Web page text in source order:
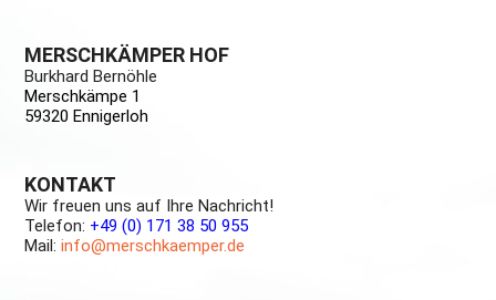
MERSCHKÄMPER HOF
Burkhard Bernöhle
Merschkämpe 1
59320 Ennigerloh
KONTAKT
Wir freuen uns auf Ihre Nachricht!
Telefon: +49 (0) 171 38 50 955
Mail: info@merschkaemper.de